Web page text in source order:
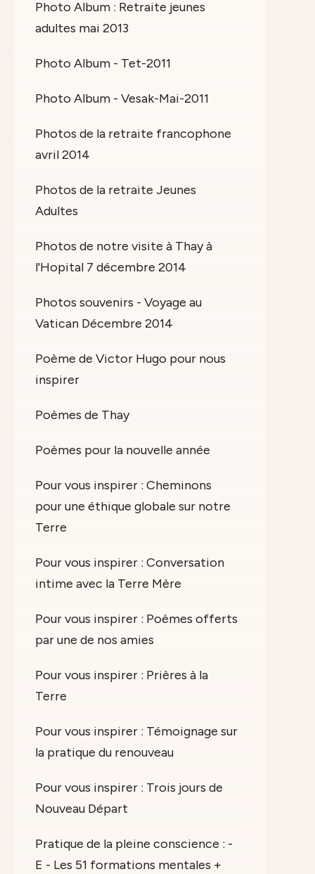
Photo Album : Retraite jeunes
adultes mai 2013
Photo Album - Tet-2011
Photo Album - Vesak-Mai-2011
Photos de la retraite francophone
avril 2014
Photos de la retraite Jeunes
Adultes
Photos de notre visite à Thay à
l'Hopital 7 décembre 2014
Photos souvenirs - Voyage au
Vatican Décembre 2014
Poème de Victor Hugo pour nous
inspirer
Poèmes de Thay
Poèmes pour la nouvelle année
Pour vous inspirer : Cheminons
pour une éthique globale sur notre
Terre
Pour vous inspirer : Conversation
intime avec la Terre Mère
Pour vous inspirer : Poèmes offerts
par une de nos amies
Pour vous inspirer : Prières à la
Terre
Pour vous inspirer : Témoignage sur
la pratique du renouveau
Pour vous inspirer : Trois jours de
Nouveau Départ
Pratique de la pleine conscience : -
E - Les 51 formations mentales +